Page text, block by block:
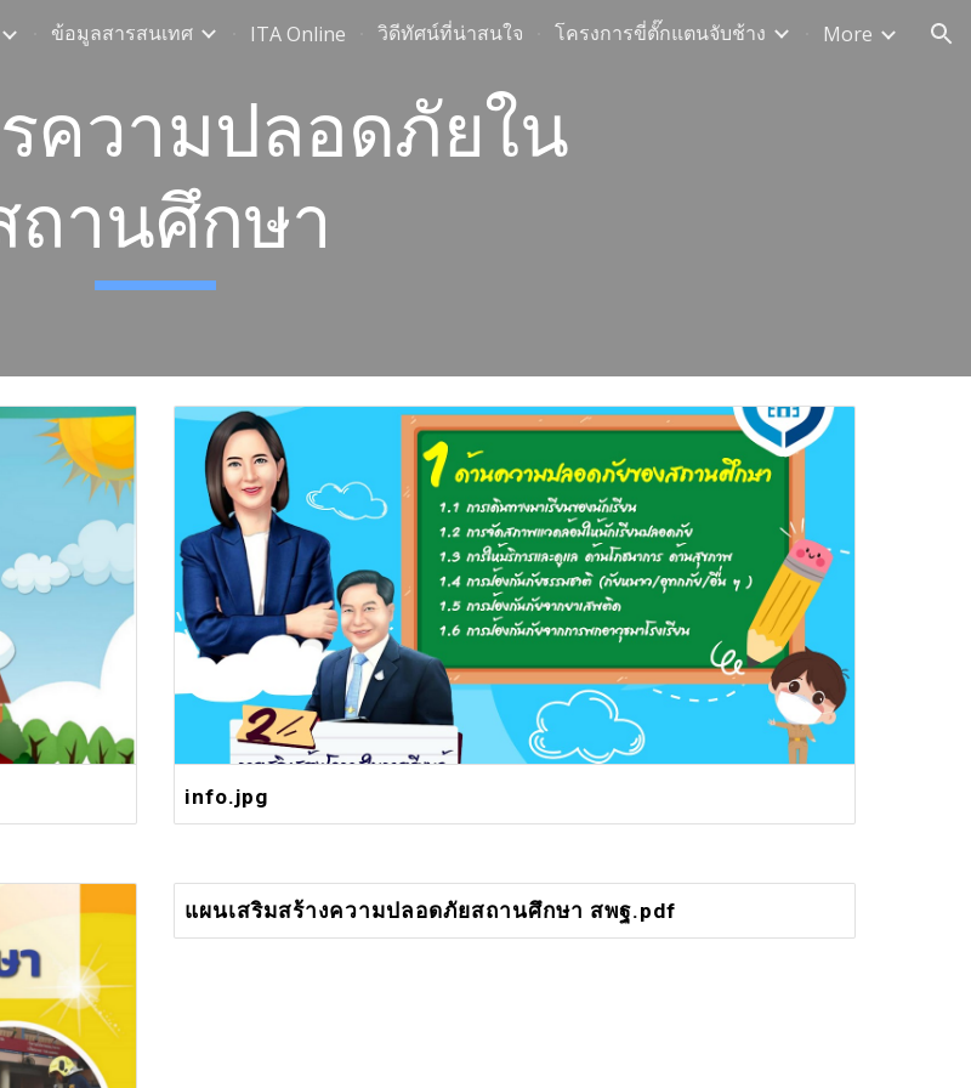
Skip to navigation
ข้อมูลสารสนเทศ ITA Online วิดีทัศน์ที่น่าสนใจ โครงการขี่ตั๊กแตนจับช้าง More
ความปลอดภัยใน
ถานศึกษา
info.jpg
แผนเสริมสร้างความปลอดภัยสถานศึกษา สพฐ.pdf